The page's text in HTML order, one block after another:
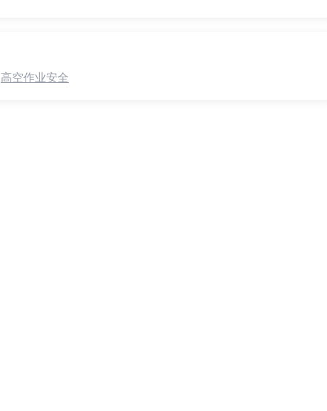
高空作业安全